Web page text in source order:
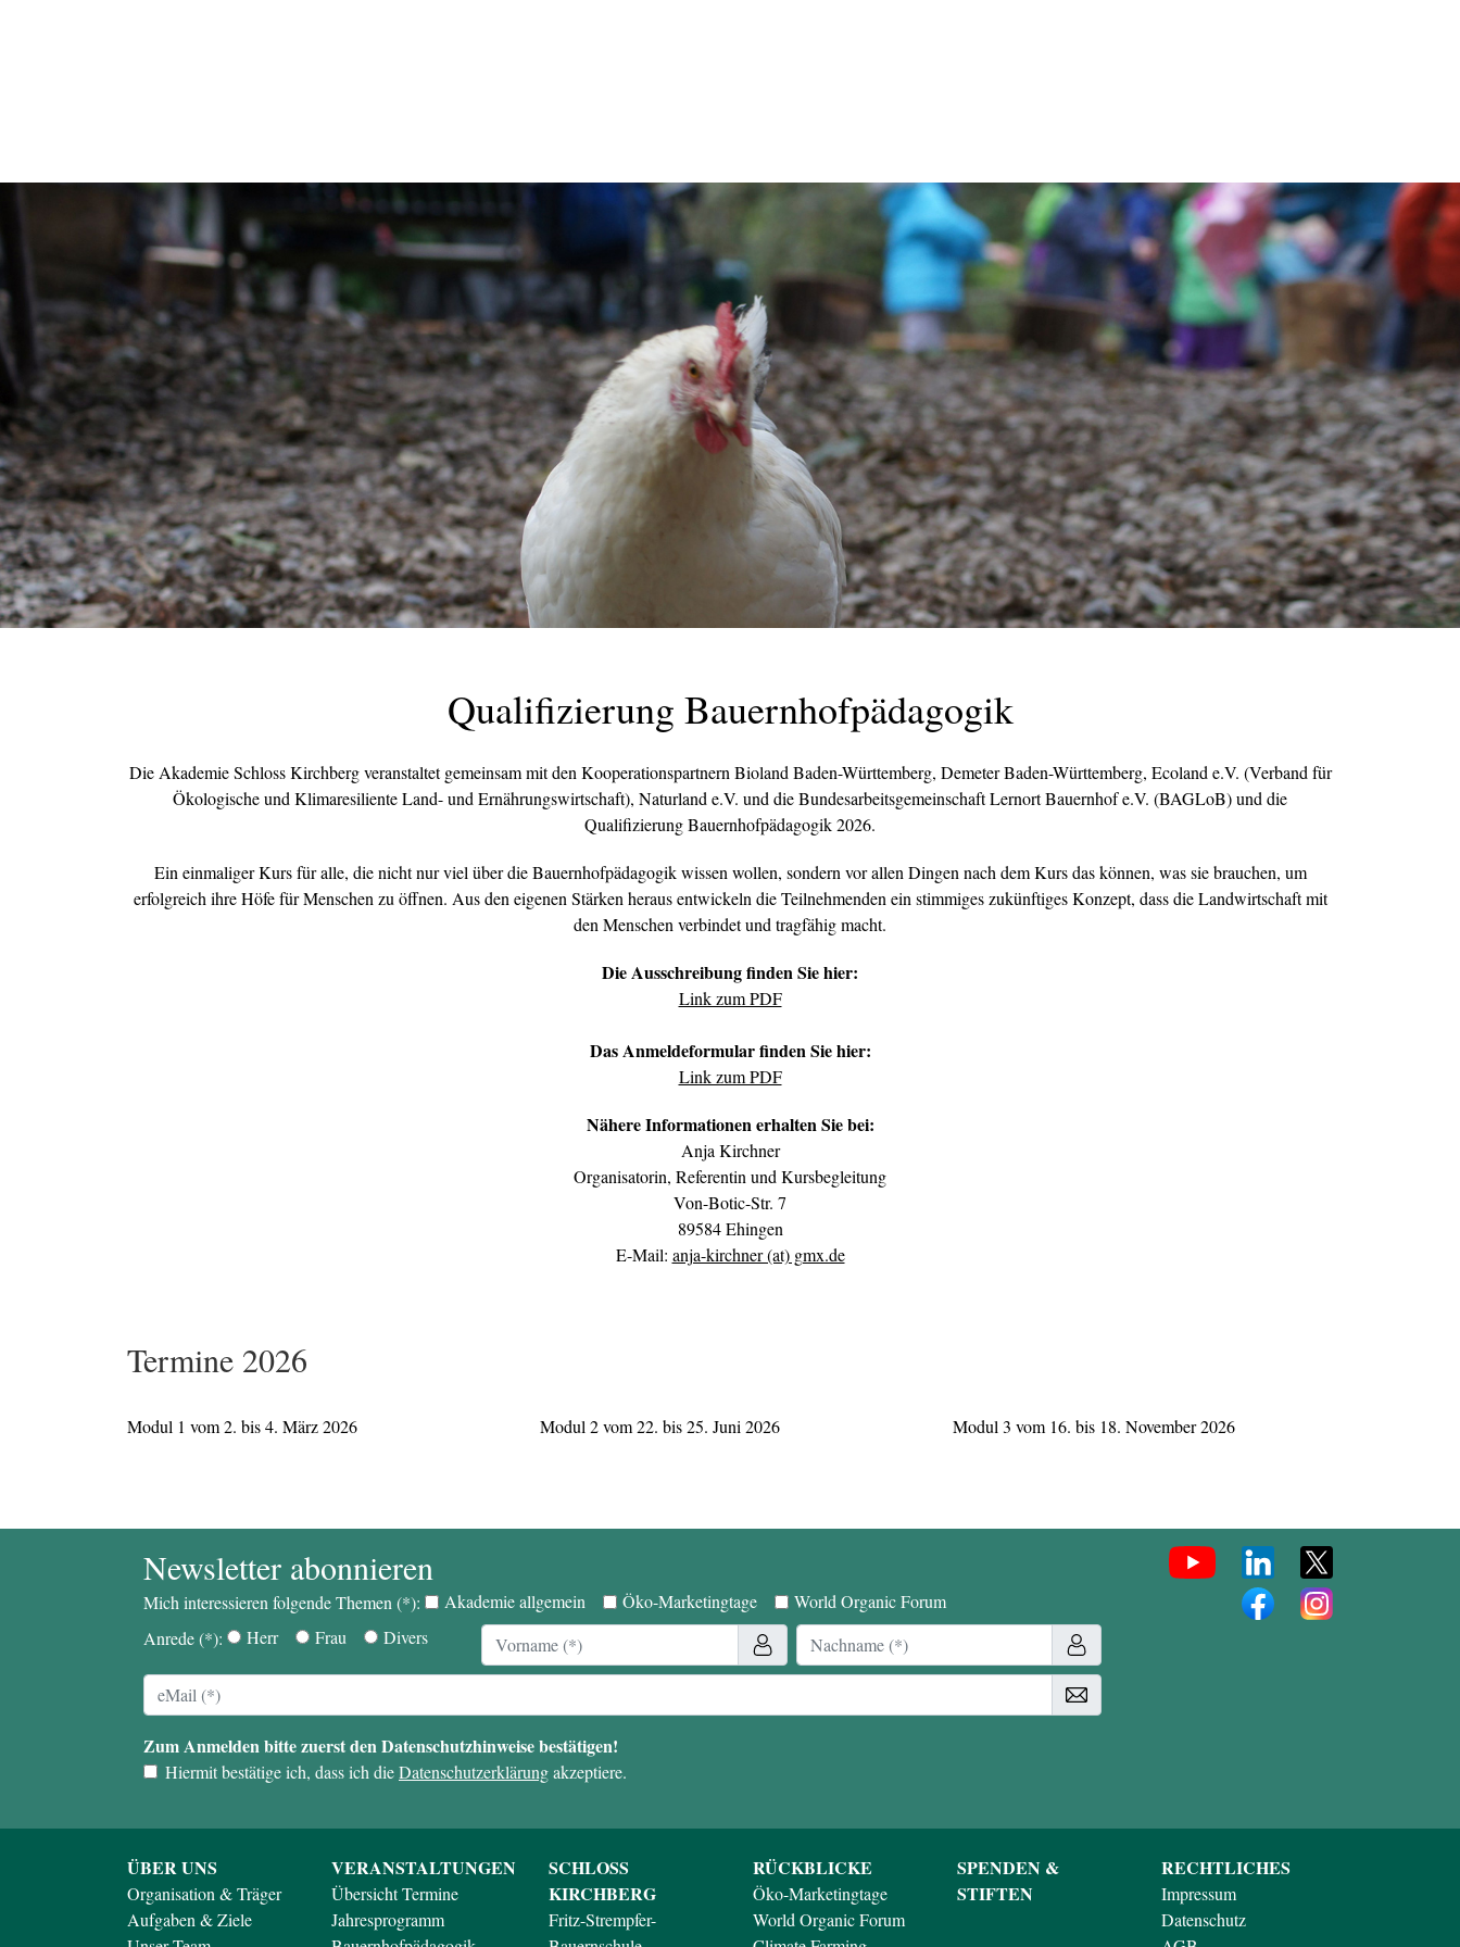
Qualifizierung Bauernhofpädagogik
Die Akademie Schloss Kirchberg veranstaltet gemeinsam mit den Kooperationspartnern Bioland Baden-Württemberg, Demeter Baden-Württemberg, Ecoland e.V. (Verband für
Ökologische und Klimaresiliente Land- und Ernährungswirtschaft), Naturland e.V. und die Bundesarbeitsgemeinschaft Lernort Bauernhof e.V. (BAGLoB) und die
Qualifizierung Bauernhofpädagogik 2026.
Ein einmaliger Kurs für alle, die nicht nur viel über die Bauernhofpädagogik wissen wollen, sondern vor allen Dingen nach dem Kurs das können, was sie brauchen, um
erfolgreich ihre Höfe für Menschen zu öffnen. Aus den eigenen Stärken heraus entwickeln die Teilnehmenden ein stimmiges zukünftiges Konzept, dass die Landwirtschaft mit
den Menschen verbindet und tragfähig macht.
Die Ausschreibung finden Sie hier:
Link zum PDF
Das Anmeldeformular finden Sie hier:
Link zum PDF
Nähere Informationen erhalten Sie bei:
Anja Kirchner
Organisatorin, Referentin und Kursbegleitung
Von-Botic-Str. 7
89584 Ehingen
E-Mail: anja-kirchner (at) gmx.de
Termine 2026
Modul 1 vom 2. bis 4. März 2026 Modul 2 vom 22. bis 25. Juni 2026 Modul 3 vom 16. bis 18. November 2026
Newsletter abonnieren
Mich interessieren folgende Themen (*): Akademie allgemein Öko-Marketingtage
World Organic Forum
Anrede (*):
Herr Frau Divers
Zum Anmelden bitte zuerst den Datenschutzhinweise bestätigen!
Hiermit bestätige ich, dass ich dieDatenschutzerklärungakzeptiere.
ÜBER UNS
Organisation & Träger
Aufgaben & Ziele
VERANSTALTUNGEN
Übersicht Termine
Jahresprogramm
SCHLOSS
KIRCHBERG
Fritz-Strempfer-
RÜCKBLICKE
Öko-Marketingtage
World Organic Forum
SPENDEN &
STIFTEN
RECHTLICHES
Impressum
Datenschutz